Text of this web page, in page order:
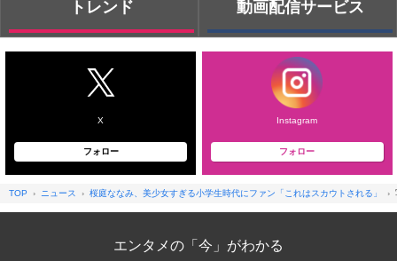
トレンド 動画配信サービス
X
フォロー
Instagram
フォロー
TOP ニュース 桜庭ななみ、美少女すぎる小学生時代にファン「これはスカウトされる」
エンタメの「今」がわかる